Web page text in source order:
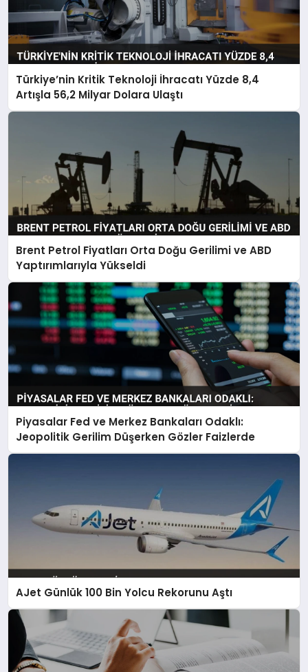
Türkiye’nin Kritik Teknoloji İhracatı Yüzde 8,4
Artışla 56,2 Milyar Dolara Ulaştı
Brent Petrol Fiyatları Orta Doğu Gerilimi ve ABD
Yaptırımlarıyla Yükseldi
Piyasalar Fed ve Merkez Bankaları Odaklı:
Jeopolitik Gerilim Düşerken Gözler Faizlerde
AJet Günlük 100 Bin Yolcu Rekorunu Aştı